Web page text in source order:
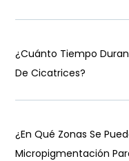
¿Cuánto Tiempo
De Cicatrices?
¿En Qué Zonas Se
Micropigmentación